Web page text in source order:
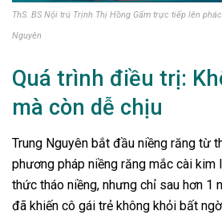
ThS. BS Nội trú Trịnh Thị Hồng Gấm trực tiếp lên
Nguyên
Quá trình điều trị:
mà còn dễ chịu
Trung Nguyên bắt đầu niềng răng từ
phương pháp niềng răng mắc cài kim
thức tháo niềng, nhưng chỉ sau hơn 1
đã khiến cô gái trẻ không khỏi bất